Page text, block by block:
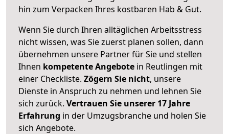
hin zum Verpacken Ihres kostbaren Hab & Gut.
Wenn Sie durch Ihren alltäglichen Arbeitsstress
nicht wissen, was Sie zuerst planen sollen, dann
übernehmen unsere Partner für Sie und stellen
Ihnen kompetente Angebote in Reutlingen mit
einer Checkliste. Zögern Sie nicht, unsere
Dienste in Anspruch zu nehmen und lehnen Sie
sich zurück. Vertrauen Sie unserer 17 Jahre
Erfahrung in der Umzugsbranche und holen Sie
sich Angebote.